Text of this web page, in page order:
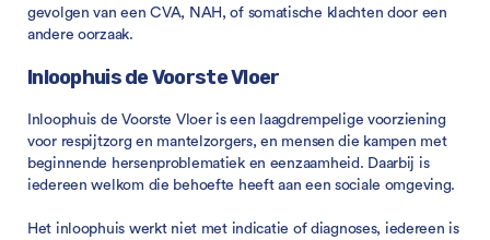
gevolgen van een CVA, NAH, of somatische klachten door een
andere oorzaak.
Inloophuis de Voorste Vloer
Inloophuis de Voorste Vloer is een laagdrempelige voorziening
voor respijtzorg en mantelzorgers, en mensen die kampen met
beginnende hersenproblematiek en eenzaamheid. Daarbij is
iedereen welkom die behoefte heeft aan een sociale omgeving.
Het inloophuis werkt niet met indicatie of diagnoses, iedereen is